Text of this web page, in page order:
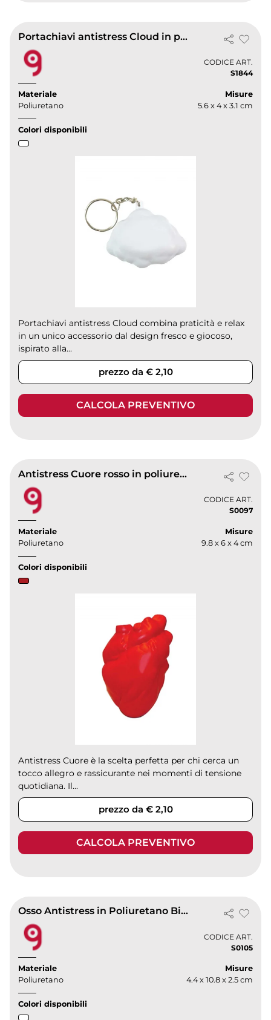
Portachiavi antistress Cloud in poliuretano bianco |
CODICE ART.
S1844
Materiale
Poliuretano
Misure
5.6 x 4 x 3.1 cm
Colori disponibili
Portachiavi antistress Cloud combina praticità e relax
in un unico accessorio dal design fresco e giocoso,
ispirato alla...
prezzo da € 2,10
CALCOLA PREVENTIVO
Antistress Cuore rosso in poliuretano 9.8x6 cm |
CODICE ART.
S0097
Materiale
Poliuretano
Misure
9.8 x 6 x 4 cm
Colori disponibili
Antistress Cuore è la scelta perfetta per chi cerca un
tocco allegro e rassicurante nei momenti di tensione
quotidiana. Il...
prezzo da € 2,10
CALCOLA PREVENTIVO
Osso Antistress in Poliuretano Bianco 34g 4,4x10,8x2,5 cm
CODICE ART.
S0105
Materiale
Poliuretano
Misure
4.4 x 10.8 x 2.5 cm
Colori disponibili